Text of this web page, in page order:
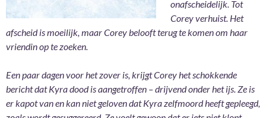
onafscheidelijk. Tot
Corey verhuist. Het
afscheid is moeilijk, maar Corey belooft terug te komen om haar
vriendin op te zoeken.
Een paar dagen voor het zover is, krijgt Corey het schokkende
bericht dat Kyra dood is aangetroffen – drijvend onder het ijs. Ze is
er kapot van en kan niet geloven dat Kyra zelfmoord heeft gepleegd,